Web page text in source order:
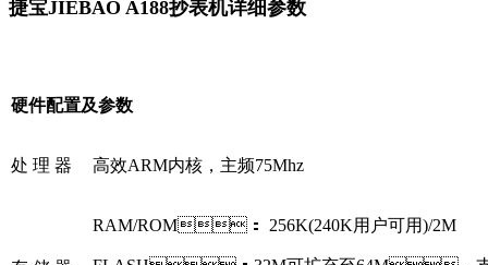
捷宝JIEBAO A188抄表机详细参数
硬件配置及参数
处 理 器 高效ARM内核，主频75Mhz
RAM/ROM： 256K(240K用户可用)/2M